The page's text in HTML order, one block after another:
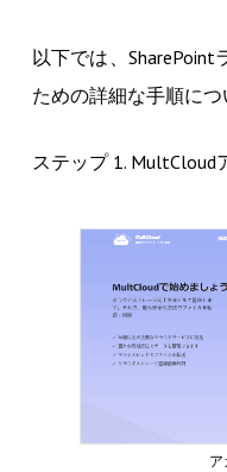
以下では、SharePoint
ための詳細な手順につ
ステップ 1. MultCloud